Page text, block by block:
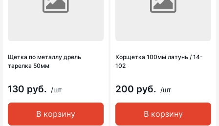
Щетка по металлу дрель
тарелка 50мм
130 руб. /шт
В корзину
Корщетка 100мм латунь / 14-
102
200 руб. /шт
В корзину